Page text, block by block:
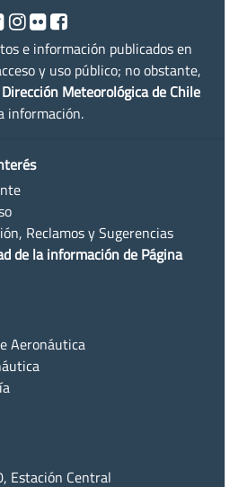
e información publicados en
y uso público; no obstante,
Dirección Meteorológica de Chile
información.
Reclamos y Sugerencias
de la información de Página
Aeronáutica
Estación Central